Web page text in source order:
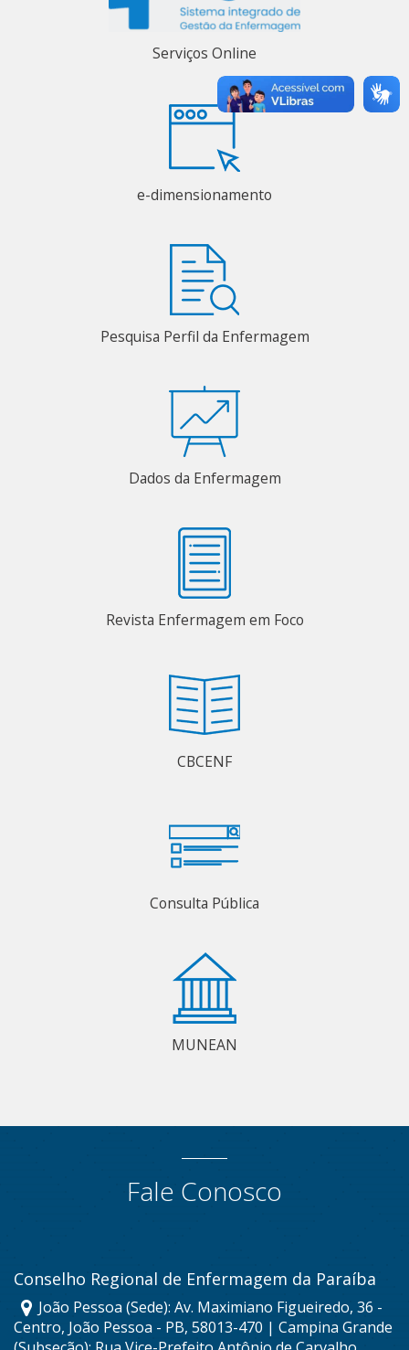
Serviços Online
e-dimensionamento
Pesquisa Perfil da Enfermagem
Dados da Enfermagem
Revista Enfermagem em Foco
CBCENF
Consulta Pública
MUNEAN
Fale Conosco
Conselho Regional de Enfermagem da Paraíba
João Pessoa (Sede): Av. Maximiano Figueiredo, 36 -
Centro, João Pessoa - PB, 58013-470 | Campina Grande